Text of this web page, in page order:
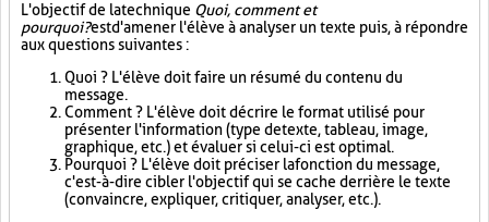
L'objectif de la technique Quoi, comment et
pourquoi?est d'amener l'élève à analyser un texte puis, à répondre
aux questions suivantes :
Quoi ? L'élève doit faire un résumé du contenu du
message.
Comment ? L'élève doit décrire le format utilisé pour
présenter l'information (type de texte, tableau, image,
graphique, etc.) et évaluer si celui-ci est optimal.
Pourquoi ? L'élève doit préciser la fonction du message,
c'est-à-dire cibler l'objectif qui se cache derrière le texte
(convaincre, expliquer, critiquer, analyser, etc.).